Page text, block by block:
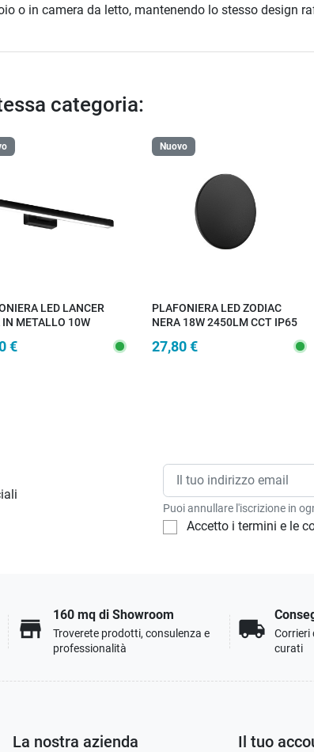
o in camera da letto, mantenendo lo stesso design
categoria:
LED LANCER
IN METALLO 10W
€
Nuovo
PLAFONIERA LED ZODIAC
NERA 18W 2450LM CCT IP65
27,80 €
Puoi annullare l'iscrizione in
Accetto i termini e le
store
160 mq di Showroom
Troverete prodotti, consulenza e
professionalità
local_shipping
Corrieri
curati
La nostra azienda Il tuo